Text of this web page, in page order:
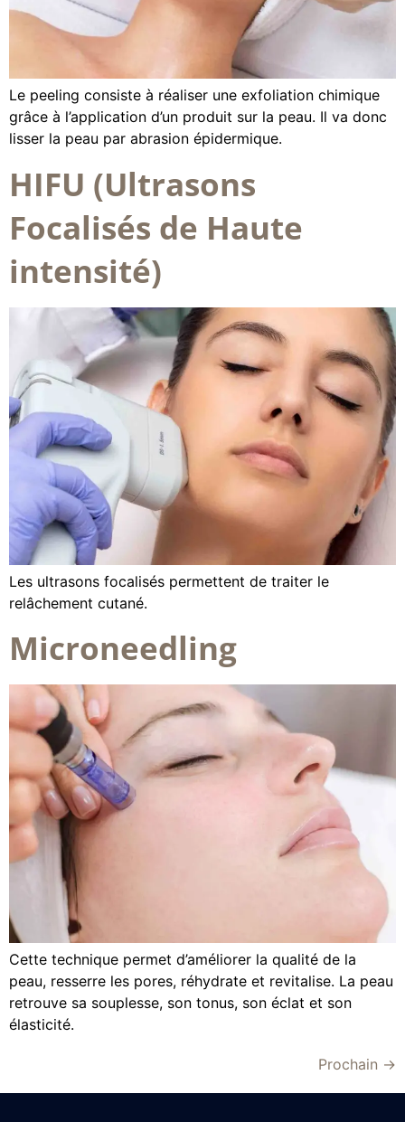
Le peeling consiste à réaliser une exfoliation chimique
grâce à l’application d’un produit sur la peau. Il va donc
lisser la peau par abrasion épidermique.
HIFU (Ultrasons
Focalisés de Haute
intensité)
Les ultrasons focalisés permettent de traiter le
relâchement cutané.
Microneedling
Cette technique permet d’améliorer la qualité de la
peau, resserre les pores, réhydrate et revitalise. La peau
retrouve sa souplesse, son tonus, son éclat et son
élasticité.
Prochain →